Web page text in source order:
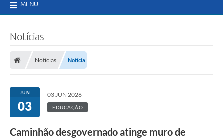
MENU
Notícias
Notícias Notícia
JUN
03
03 JUN 2026
EDUCAÇÃO
Caminhão desgovernado atinge muro de